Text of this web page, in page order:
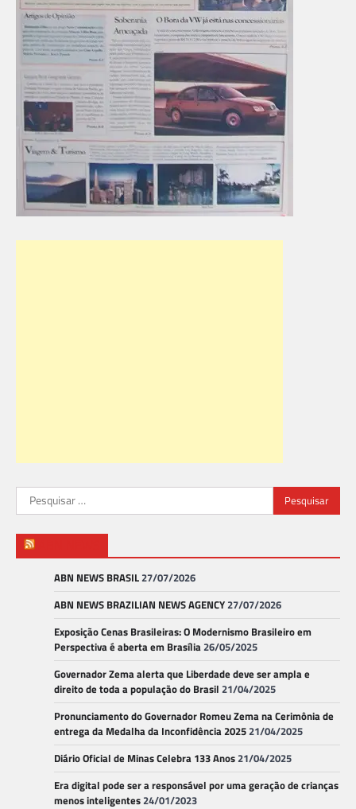
Pesquisar
por:
ABN NEWS BRASIL27/07/2026
ABN NEWS BRAZILIAN NEWS AGENCY27/07/2026
Exposição Cenas Brasileiras: O Modernismo Brasileiro em
Perspectiva é aberta em Brasília26/05/2025
Governador Zema alerta que Liberdade deve ser ampla e
direito de toda a população do Brasil 21/04/2025
Pronunciamento do Governador Romeu Zema na Cerimônia de
entrega da Medalha da Inconfidência 202521/04/2025
Diário Oficial de Minas Celebra 133 Anos21/04/2025
Era digital pode ser a responsável por uma geração de crianças
menos inteligentes24/01/2023